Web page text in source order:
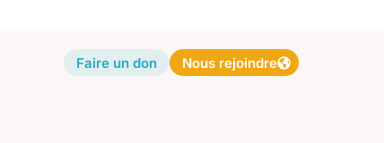
Faire un don Nous rejoindre